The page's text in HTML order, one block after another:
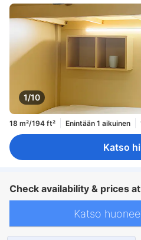
1/10
18 m²/194 ft² Enintään 1 aikuinen
Katso
Check availability & prices
Katso